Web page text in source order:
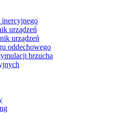
inercyjnego
urządzeń
urządzeń
oddechowego
brzucha